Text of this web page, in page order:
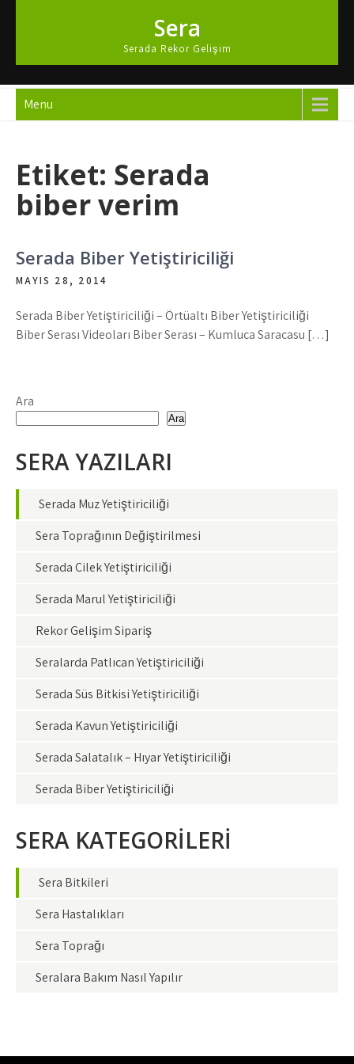
Sera
Serada Rekor Gelişim
Menu
Etiket: Serada
biber verim
Serada Biber Yetiştiriciliği
MAYIS 28, 2014
Serada Biber Yetiştiriciliği – Örtüaltı Biber Yetiştiriciliği
Biber Serası Videoları Biber Serası – Kumluca Saracasu […]
Ara
Ara
SERA YAZILARI
Serada Muz Yetiştiriciliği
Sera Toprağının Değiştirilmesi
Serada Çilek Yetiştiriciliği
Serada Marul Yetiştiriciliği
Rekor Gelişim Sipariş
Seralarda Patlıcan Yetiştiriciliği
Serada Süs Bitkisi Yetiştiriciliği
Serada Kavun Yetiştiriciliği
Serada Salatalık – Hıyar Yetiştiriciliği
Serada Biber Yetiştiriciliği
SERA KATEGORİLERİ
Sera Bitkileri
Sera Hastalıkları
Sera Toprağı
Seralara Bakım Nasıl Yapılır